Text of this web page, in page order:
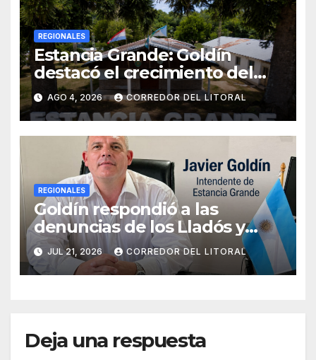
REGIONALES
Estancia Grande: Goldín
destacó el crecimiento del
municipio, anunció nuevas
obras y defendió su gestión
frente a las críticas
AGO 4, 2026 CORREDOR DEL LITORAL
REGIONALES
Goldín respondió a las
denuncias de los Lladós y
defendió la transparencia de
su gestión
JUL 21, 2026 CORREDOR DEL LITORAL
Deja una respuesta